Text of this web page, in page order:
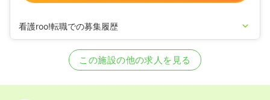
看護roo!転職での募集履歴
正・准看護師を休止中
この施設の他の求人を見る